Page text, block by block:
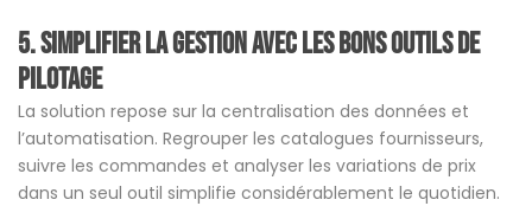
5. Simplifier la gestion avec les bons outils de
pilotage
La solution repose sur la centralisation des données et
l’automatisation. Regrouper les catalogues fournisseurs,
suivre les commandes et analyser les variations de prix
dans un seul outil simplifie considérablement le quotidien.